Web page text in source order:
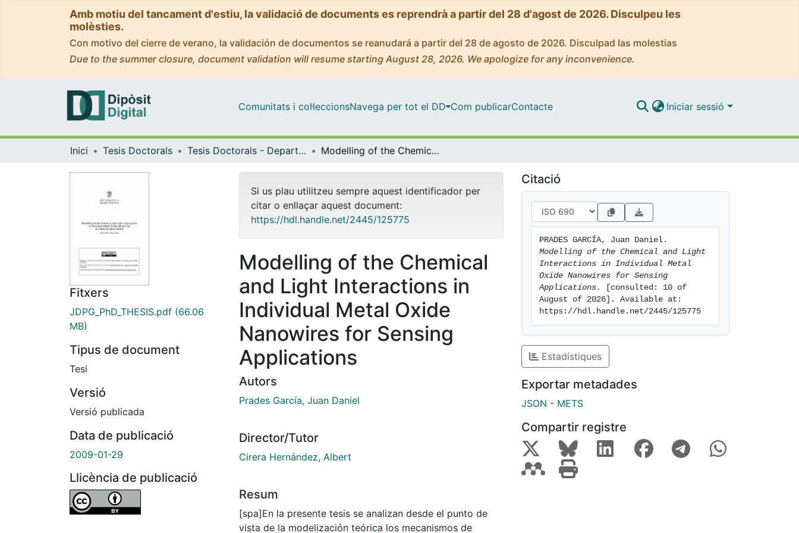
Amb motiu del tancament d'estiu, la validació de documents es reprendrà a partir del 28 d'agost de 2026. Disculpeu les
molèsties.
Con motivo del cierre de verano, la validación de documentos se reanudará a partir del 28 de agosto de 2026. Disculpad las molestias
Due to the summer closure, document validation will resume starting August 28, 2026. We apologize for any inconvenience.
Comunitats i col·leccionsNavega per tot el DD Com publicarContacte Iniciar sessió
Inici Tesis Doctorals Tesis Doctorals - Departament - Electrònica Modelling of the Chemical and Light Interactions in Individual Metal Oxide Nanowires for Sensing Applications
Fitxers
JDPG_PhD_THESIS.pdf (66.06
MB)
Tipus de document
Tesi
Versió
Versió publicada
Data de publicació
2009-01-29
Llicència de publicació
Si us plau utilitzeu sempre aquest identificador per
citar o enllaçar aquest document:
https://hdl.handle.net/2445/125775
Modelling of the Chemical
and Light Interactions in
Individual Metal Oxide
Nanowires for Sensing
Applications
Autors
Prades García, Juan Daniel
Director/Tutor
Cirera Hernández, Albert
Resum
[spa]En la presente tesis se analizan desde el punto de
vista de la modelización teórica los mecanismos de
Citació
Modelling of the Chemical and Light
Interactions in Individual Metal
Oxide Nanowires for Sensing
Applications.
[consulted: 10 of
August of 2026]. Available at:
https://hdl.handle.net/2445/125775
Estadístiques
Exportar metadades
JSON - METS
Compartir registre